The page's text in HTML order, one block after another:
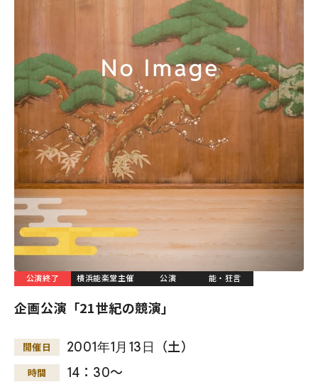
公演終了 横浜能楽堂主催 公演 能・狂言
企画公演「21世紀の競演」
開催日 2001年1月 13日 （土）
時間 14：30～